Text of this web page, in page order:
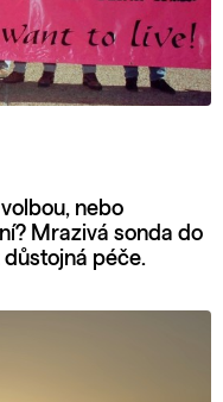
nebo
Mrazivá sonda do
důstojná péče.